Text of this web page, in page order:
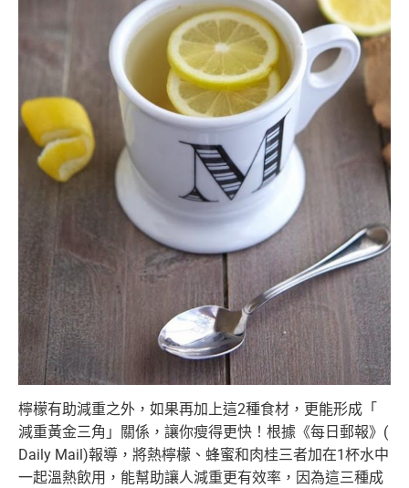
檸檬有助減重之外，如果再加上這2種食材，更能形成「
減重黃金三角」關係，讓你瘦得更快！根據《每日郵報》(
Daily Mail)報導，將熱檸檬、 蜂蜜和肉桂三者加在1杯水中
一起溫熱飲用， 能幫助讓人減重更有效率，因為這三種成